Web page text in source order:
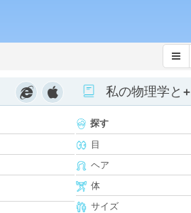
私の物理学と+
探す
目
ヘア
体
サイズ